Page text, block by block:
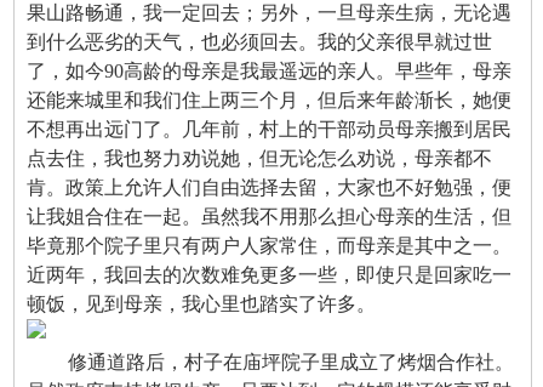
果山路畅通，我一定回去；另外，一旦母亲生病，无论遇
到什么恶劣的天气，也必须回去。我的父亲很早就过世
了，如今90高龄的母亲是我最遥远的亲人。早些年，母亲
还能来城里和我们住上两三个月，但后来年龄渐长，她便
不想再出远门了。几年前，村上的干部动员母亲搬到居民
点去住，我也努力劝说她，但无论怎么劝说，母亲都不
肯。政策上允许人们自由选择去留，大家也不好勉强，便
让我姐合住在一起。虽然我不用那么担心母亲的生活，但
毕竟那个院子里只有两户人家常住，而母亲是其中之一。
近两年，我回去的次数难免更多一些，即使只是回家吃一
顿饭，见到母亲，我心里也踏实了许多。
修通道路后，村子在庙坪院子里成立了烤烟合作社。